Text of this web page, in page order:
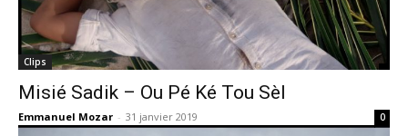
Clips
Misié Sadik – Ou Pé Ké Tou Sèl
Emmanuel Mozar - 31 janvier 2019 0